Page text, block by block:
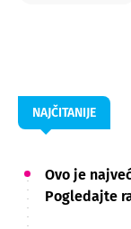
NAJČITANIJE
Ovo je
Pogledajte